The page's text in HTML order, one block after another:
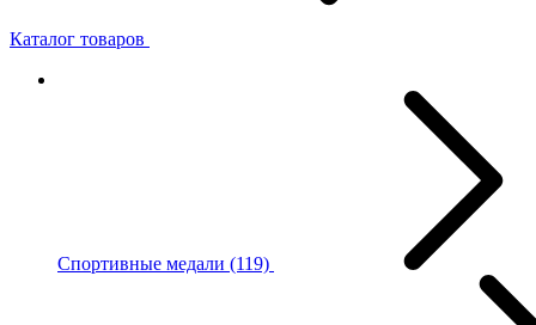
Каталог товаров
Спортивные медали (119)